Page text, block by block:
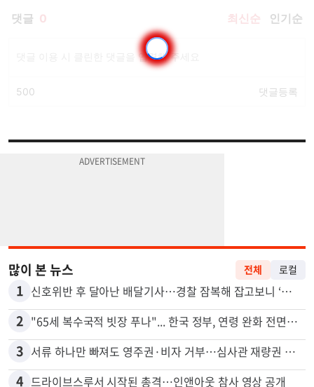
많이 본 뉴스 전체 로컬
1 신호위반 후 달아난 배달기사…경찰 잠복해 잡고보니 ‘반전’
2 "65세 복수국적 빗장 푸나"... 한국 정부, 연령 완화 전면 추진
3 서류 하나만 빠져도 영주권·비자 거부…심사관 재량권 대폭 확대
4 드라이브스루서 시작된 총격…인앤아웃 참사 영상 공개